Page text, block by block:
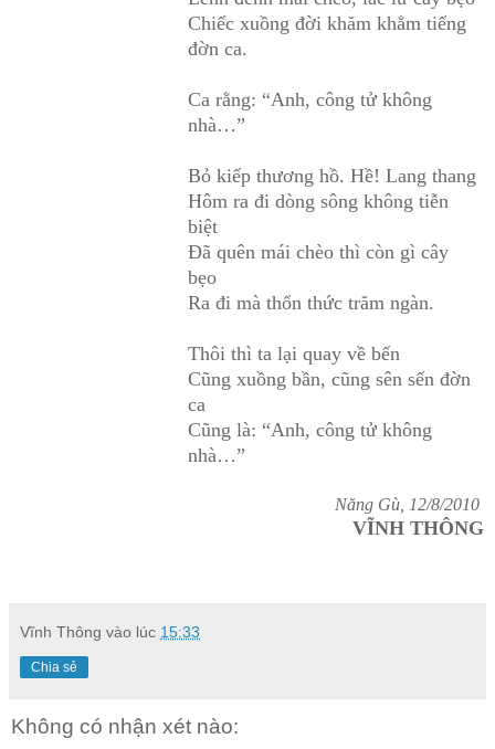
Chiếc xuồng đời khăm khẳm tiếng
đờn ca.
Ca rằng: “Anh, công tử không
nhà…”
Bỏ kiếp thương hồ. Hề! Lang thang
Hôm ra đi dòng sông không tiễn
biệt
Đã quên mái chèo thì còn gì cây
bẹo
Ra đi mà thổn thức trăm ngàn.
Thôi thì ta lại quay về bến
Cũng xuồng bần, cũng sên sến đờn
ca
Cũng là: “Anh, công tử không
nhà…”
Năng Gù, 12/8/2010
VĨNH THÔNG
Vĩnh Thông vào lúc 15:33
Chia sẻ
Không có nhận xét nào: